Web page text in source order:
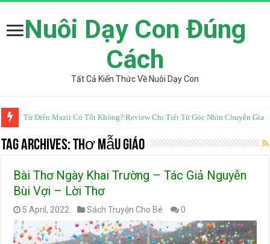
Nuôi Dạy Con Đúng
Cách
Tất Cả Kiến Thức Về Nuôi Dạy Con
Từ Điển Mazii Có Tốt Không? Review Chi Tiết Từ Góc Nhìn Chuyên Gia
Tag Archives:thơ mẫu giáo
Bài Thơ Ngày Khai Trường – Tác Giả Nguyễn
Bùi Vợi – Lời Thơ
5 April, 2022 Sách Truyện Cho Bé 0